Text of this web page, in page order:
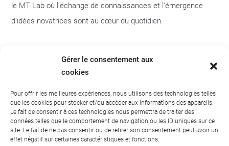
Gérer le consentement aux
cookies
Pour offrir les meilleures expériences, nous utilisons des technologies telles
que les cookies pour stocker et/ou accéder aux informations des appareils.
Le fait de consentir à ces technologies nous permettra de traiter des
données telles que le comportement de navigation ou les ID uniques sur ce
site. Le fait de ne pas consentir ou de retirer son consentement peut avoir un
effet négatif sur certaines caractéristiques et fonctions.
le MT Lab où l’échange de connaissances et l’émergence
d’idées novatrices sont au cœur du quotidien.
seront accueillis au sein de l’Espace Desjardins, lieu de travail
pousses du MT Lab de tirer parti du vaste réseau, de
l’expertise et des ressources du CCO afin de développer de
nouveaux marchés, des partenariats et de favoriser leur
croissance.